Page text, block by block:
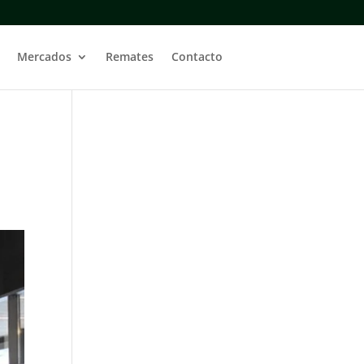
Mercados Remates Contacto